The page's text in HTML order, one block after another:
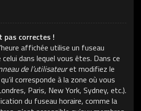
pas correctes !
affichée utilise un fuseau
dans lequel vous êtes. Dans ce
de l’utilisateuret modifiez le
corresponde à la zone où vous
Paris, New York, Sydney, etc.).
du fuseau horaire, comme la